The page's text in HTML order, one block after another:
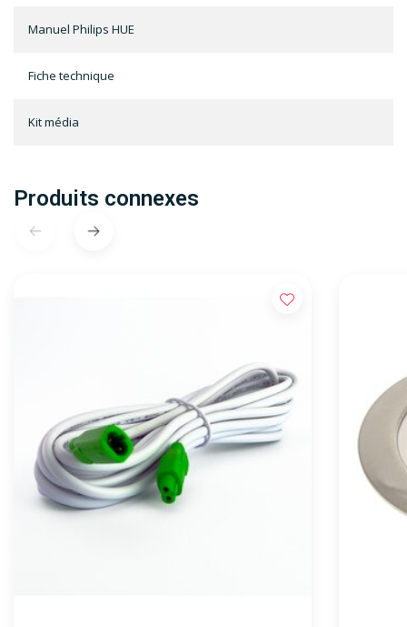
Manuel Philips HUE
Fiche technique
Kit média
Produits connexes